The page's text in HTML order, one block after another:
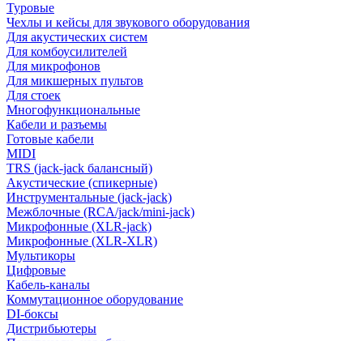
Туровые
Чехлы и кейсы для звукового оборудования
Для акустических систем
Для комбоусилителей
Для микрофонов
Для микшерных пультов
Для стоек
Многофункциональные
Кабели и разъемы
Готовые кабели
MIDI
TRS (jack-jack балансный)
Акустические (спикерные)
Инструментальные (jack-jack)
Межблочные (RCA/jack/mini-jack)
Микрофонные (XLR-jack)
Микрофонные (XLR-XLR)
Мультикоры
Цифровые
Кабель-каналы
Коммутационное оборудование
DI-боксы
Дистрибьютеры